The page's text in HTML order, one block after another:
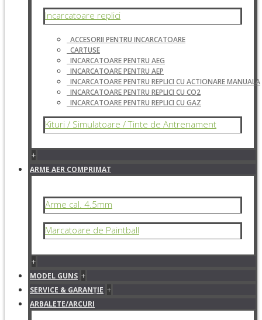
Incarcatoare replici
ACCESORII PENTRU INCARCATOARE
CARTUSE
INCARCATOARE PENTRU AEG
INCARCATOARE PENTRU AEP
INCARCATOARE PENTRU REPLICI CU ACTIONARE MANUALA
INCARCATOARE PENTRU REPLICI CU CO2
INCARCATOARE PENTRU REPLICI CU GAZ
Kituri / Simulatoare / Tinte de Antrenament
+
ARME AER COMPRIMAT
Arme cal. 4.5mm
Marcatoare de Paintball
+
MODEL GUNS +
SERVICE & GARANŢIE +
ARBALETE/ARCURI